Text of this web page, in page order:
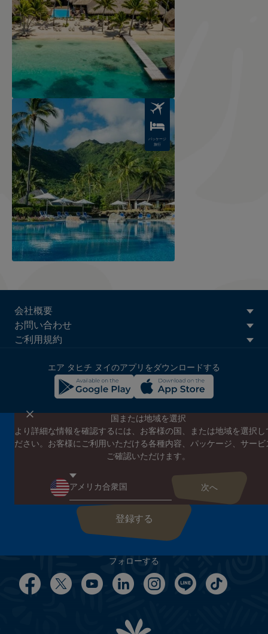
Image
パッケージ
旅行
ATN:
Footer
menu
会社概要
お問い合わせ
ご利用規約
エア タヒチ ヌイのアプリをダウンロードする
エア タヒチ ヌイのニュースレターに登録する
エア タヒチ ヌイやタヒチの最新情報、スペシャルプロモーショ
フォローする
国または地域を選択
より詳細な情報を確認するには、お客様の国、または地域を選択し
ださい。お客様にご利用いただける各種内容、パッケージ、サービ
ご確認いただけます。